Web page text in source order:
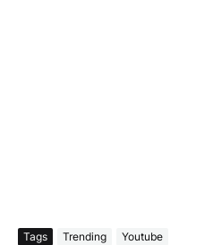
Tags Trending Youtube